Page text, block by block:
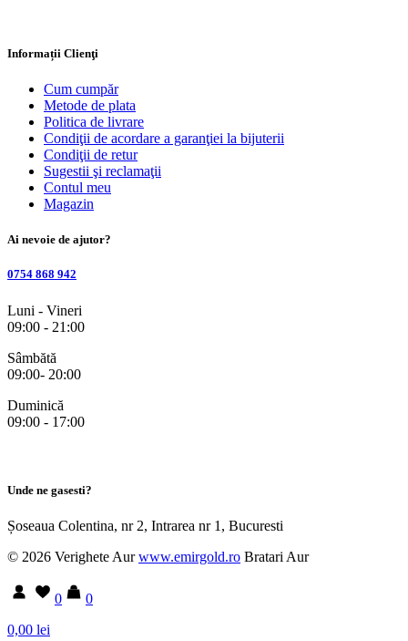
Informații Clienţi
Cum cumpăr
Metode de plata
Politica de livrare
Condiţii de acordare a garanţiei la bijuterii
Condiţii de retur
Sugestii şi reclamaţii
Contul meu
Magazin
Ai nevoie de ajutor?
0754 868 942
Luni - Vineri
09:00 - 21:00
Sâmbătă
09:00- 20:00
Duminică
09:00 - 17:00
Unde ne gasesti?
Șoseaua Colentina, nr 2, Intrarea nr 1, Bucuresti
© 2026 Verighete Aurwww.emirgold.ro Bratari Aur
0
0
0,00 lei